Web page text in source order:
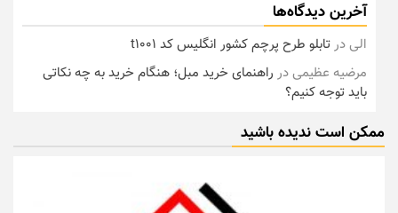
آخرین دیدگاه‌ها
الیدرتابلو طرح پرچم کشور انگلیس کد t1001
مرضیه عظیمیدر راهنمای خرید مبل؛ هنگام خرید به چه نکاتی
باید توجه کنیم؟
ممکن است ندیده باشید